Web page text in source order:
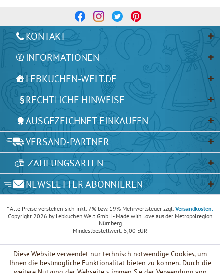
KONTAKT
INFORMATIONEN
LEBKUCHEN-WELT.DE
RECHTLICHE HINWEISE
AUSGEZEICHNET EINKAUFEN
VERSAND-PARTNER
ZAHLUNGSARTEN
NEWSLETTER ABONNIEREN
* Alle Preise verstehen sich inkl. 7% bzw. 19% Mehrwertsteuer zzgl. Versandkosten.
Copyright 2026 by Lebkuchen Welt GmbH - Made with love aus der Metropolregion
Nürnberg
Mindestbestellwert: 5,00 EUR
Diese Website verwendet nur technisch notwendige Cookies, um
Ihnen die bestmögliche Funktionalität bieten zu können. Durch die